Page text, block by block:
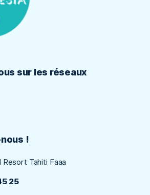
sur les réseaux
!
Tahiti Faaa
25